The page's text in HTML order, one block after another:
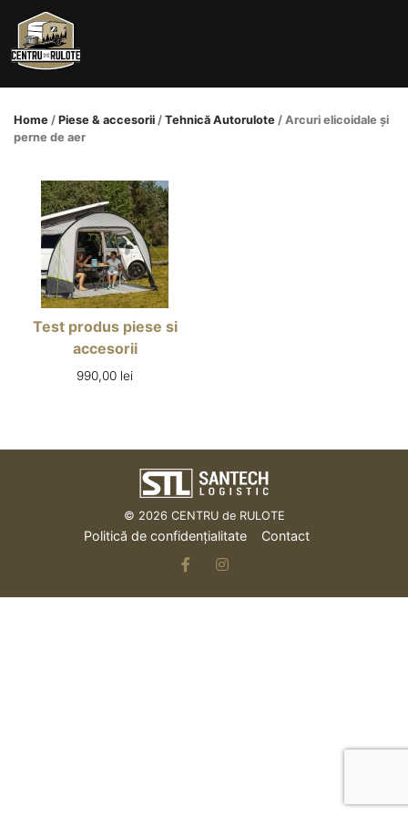
content
Home / Piese & accesorii / Tehnică Autorulote / Arcuri elicoidale și
perne de aer
Test produs piese si
accesorii
990,00 lei
© 2026 CENTRU de RULOTE
Politică de confidențialitate Contact